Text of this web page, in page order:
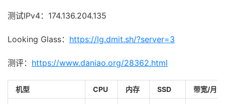
测试IPv4：174.136.204.135
Looking Glass： https://lg.dmit.sh/?server=3
测评： https://www.daniao.org/28362.html
机型 CPU 内存 SSD 带宽/月